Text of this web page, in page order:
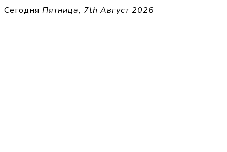
Перейти
Сегодня Пятница, 7th Август 2026